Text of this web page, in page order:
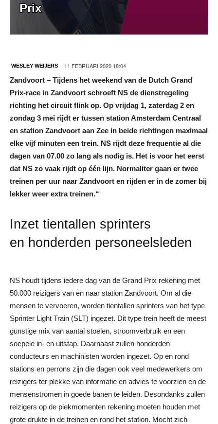
Prix
WESLEY WEIJERS 11 FEBRUARI 2020 18:04
Zandvoort – Tijdens het weekend van de Dutch Grand
Prix-race in Zandvoort schroeft NS de dienstregeling
richting het circuit flink op. Op vrijdag 1, zaterdag 2 en
zondag 3 mei rijdt er tussen station Amsterdam Centraal
en station Zandvoort aan Zee in beide richtingen maximaal
elke vijf minuten een trein. NS rijdt deze frequentie al die
dagen van 07.00 zo lang als nodig is. Het is voor het eerst
dat NS zo vaak rijdt op één lijn. Normaliter gaan er twee
treinen per uur naar Zandvoort en rijden er in de zomer bij
lekker weer extra treinen.“
Inzet tientallen sprinters
en honderden personeelsleden
NS houdt tijdens iedere dag van de Grand Prix rekening met
50.000 reizigers van en naar station Zandvoort. Om al die
mensen te vervoeren, worden tientallen sprinters van het type
Sprinter Light Train (SLT) ingezet. Dit type trein heeft de meest
gunstige mix van aantal stoelen, stroomverbruik en een
soepele in- en uitstap. Daarnaast zullen honderden
conducteurs en machinisten worden ingezet. Op en rond
stations en perrons zijn die dagen ook veel medewerkers om
reizigers ter plekke van informatie en advies te voorzien en de
mensenstromen in goede banen te leiden. Desondanks zullen
reizigers op de piekmomenten rekening moeten houden met
grote drukte in de treinen en rond het station. Mocht zich